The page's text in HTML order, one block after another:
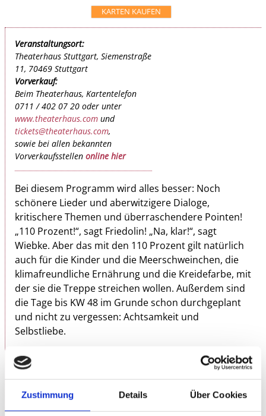
Zustimmung Details Über Cookies
KARTEN KAUFEN
Veranstaltungsort:
Theaterhaus Stuttgart, Siemenstraße
11, 70469 Stuttgart
Vorverkauf:
Beim Theaterhaus, Kartentelefon
0711 / 402 07 20 oder unter
www.theaterhaus.com und
tickets@theaterhaus.com,
sowie bei allen bekannten
Vorverkaufsstellen online hier
Bei diesem Programm wird alles besser: Noch
schönere Lieder und aberwitzigere Dialoge,
kritischere Themen und überraschendere Pointen!
„110 Prozent!“, sagt Friedolin! „Na, klar!“, sagt
Wiebke. Aber das mit den 110 Prozent gilt natürlich
auch für die Kinder und die Meerschweinchen, die
klimafreundliche Ernährung und die Kreidefarbe, mit
der sie die Treppe streichen wollen. Außerdem sind
die Tage bis KW 48 im Grunde schon durchgeplant
und nicht zu vergessen: Achtsamkeit und
Selbstliebe.
Ist das überhaupt zu schaffen? Nein, aber genau
deswegen versuchen sie es.
Wenn dieses Duo die Bühne betritt, dann immer mit
dem hohen Anspruch, es glorreich zu versieben.